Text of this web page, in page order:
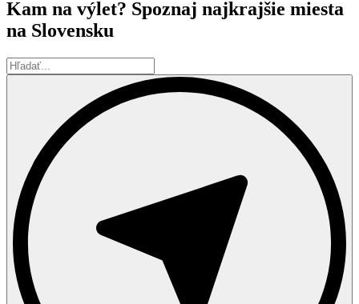
Kam na výlet? Spoznaj najkrajšie miesta
na Slovensku